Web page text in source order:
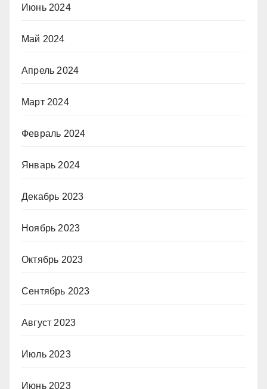
Июнь 2024
Май 2024
Апрель 2024
Март 2024
Февраль 2024
Январь 2024
Декабрь 2023
Ноябрь 2023
Октябрь 2023
Сентябрь 2023
Август 2023
Июль 2023
Июнь 2023